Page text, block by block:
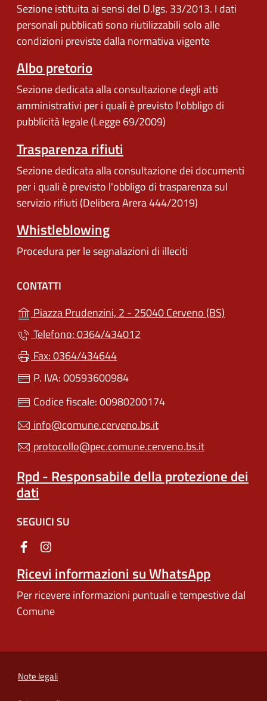
Sezione istituita ai sensi del D.lgs. 33/2013. I dati
personali pubblicati sono riutilizzabili solo alle
condizioni previste dalla normativa vigente
Albo pretorio
Sezione dedicata alla consultazione degli atti
amministrativi per i quali è previsto l'obbligo di
pubblicità legale (Legge 69/2009)
Trasparenza rifiuti
Sezione dedicata alla consultazione dei documenti
per i quali è previsto l'obbligo di trasparenza sul
servizio rifiuti (Delibera Arera 444/2019)
Whistleblowing
Procedura per le segnalazioni di illeciti
CONTATTI
Piazza Prudenzini, 2 - 25040 Cerveno (BS)
Telefono: 0364/434012
Fax: 0364/434644
P. IVA: 00593600984
Codice fiscale: 00980200174
info@comune.cerveno.bs.it
protocollo@pec.comune.cerveno.bs.it
Rpd - Responsabile della protezione dei
dati
SEGUICI SU
Ricevi informazioni su WhatsApp
Per ricevere informazioni puntuali e tempestive dal
Comune
Note legali